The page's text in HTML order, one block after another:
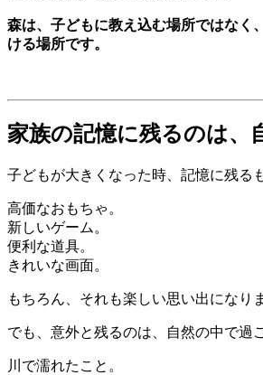
森は、子どもに教え込む場所ではなく
ける場所です。
家族の記憶に残るのは、
子どもが大きくなった時、記憶に残る
高価なおもちゃ。
新しいゲーム。
便利な道具。
きれいな画面。
もちろん、それも楽しい思い出になり
でも、意外と残るのは、自然の中で過
川で濡れたこと。